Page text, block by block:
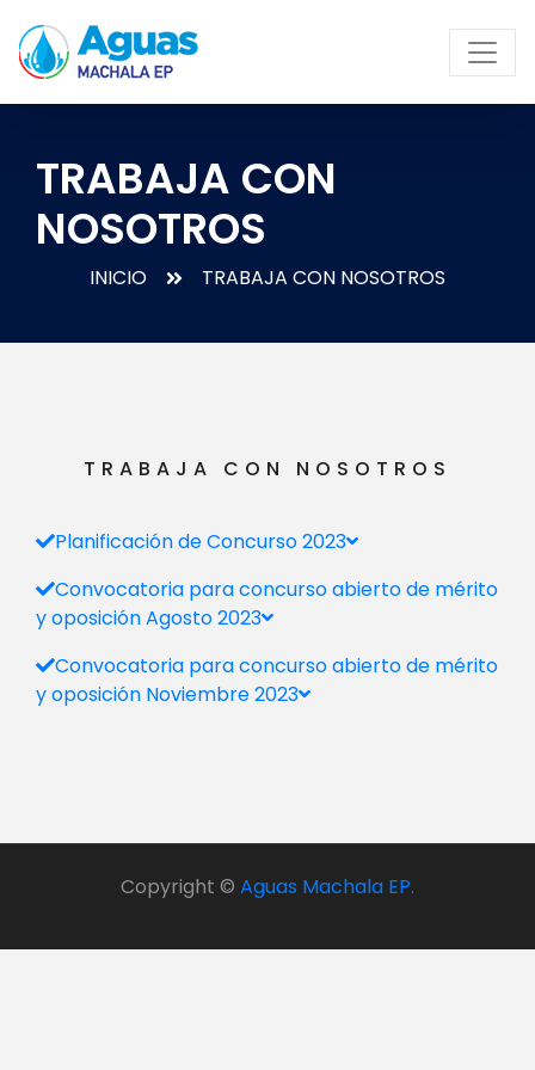
TRABAJA CON
NOSOTROS
INICIO TRABAJA CON NOSOTROS
TRABAJA CON NOSOTROS
Planificación de Concurso 2023
Convocatoria para concurso abierto de mérito
y oposición Agosto 2023
Convocatoria para concurso abierto de mérito
y oposición Noviembre 2023
Copyright © Aguas Machala EP.